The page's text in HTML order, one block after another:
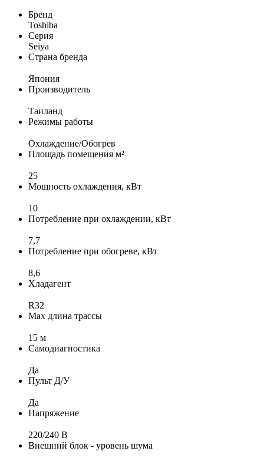
Бренд
Toshiba
Серия
Seiya
Страна бренда
Япония
Производитель
Таиланд
Режимы работы
Охлаждение/Обогрев
Площадь помещения м²
25
Мощность охлаждения, кВт
10
Потребление при охлаждении, кВт
7,7
Потребление при обогреве, кВт
8,6
Хладагент
R32
Max длина трассы
15 м
Самодиагностика
Да
Пульт Д/У
Да
Напряжение
220/240 B
Внешний блок - уровень шума